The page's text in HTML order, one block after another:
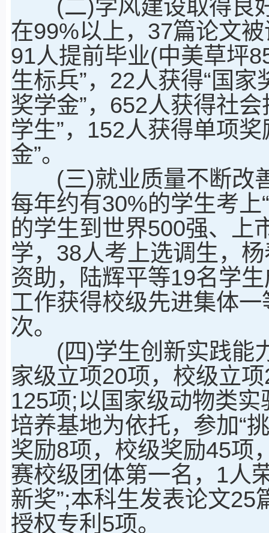
(二)学风建设取得良好
在99%以上，37篇论文
91人提前毕业(中美草坪
生标兵”，22人获得“国
奖学金”，652人获得社
学生”，152人获得单项
金”。
(三)就业质量不断改善
每年约有30%的学生考上
的学生到世界500强、上
学，38人考上选调生，
资助，陆辉平等19名学
工作获得校级先进集体
次。
(四)学生创新实践能力
家级立项20项，校级立
125项;以国家级动物类
培养基地为依托，参加“
奖励8项，校级奖励45项
赛校级团体第一名，1人
新奖”;本科生发表论文
授权专利5项。